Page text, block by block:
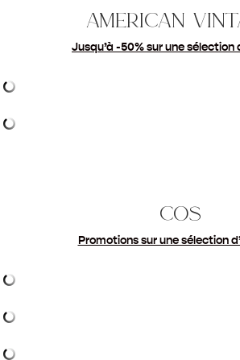
american
Jusqu’à -50% sur une sélection
cos
Promotions sur une sélection